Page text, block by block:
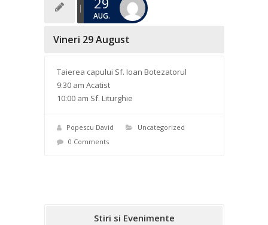
AUG.
Vineri 29 August
Taierea capului Sf. Ioan Botezatorul
9:30 am Acatist
10:00 am Sf. Liturghie
Popescu David
Uncategorized
0 Comments
Stiri si Evenimente